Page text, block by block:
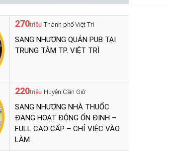
270triệu Thành phố Việt Trì
SANG NHƯỢNG QUÁN PUB TẠI
TRUNG TÂM TP. VIỆT TRÌ
220triệu Huyện Cần Giờ
SANG NHƯỢNG NHÀ THUỐC
ĐANG HOẠT ĐỘNG ỔN ĐỊNH –
FULL CAO CẤP – CHỈ VIỆC VÀO
LÀM